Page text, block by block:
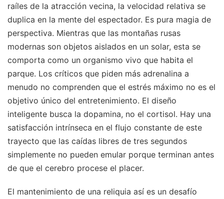
raíles de la atracción vecina, la velocidad relativa se
duplica en la mente del espectador. Es pura magia de
perspectiva. Mientras que las montañas rusas
modernas son objetos aislados en un solar, esta se
comporta como un organismo vivo que habita el
parque. Los críticos que piden más adrenalina a
menudo no comprenden que el estrés máximo no es el
objetivo único del entretenimiento. El diseño
inteligente busca la dopamina, no el cortisol. Hay una
satisfacción intrínseca en el flujo constante de este
trayecto que las caídas libres de tres segundos
simplemente no pueden emular porque terminan antes
de que el cerebro procese el placer.
El mantenimiento de una reliquia así es un desafío